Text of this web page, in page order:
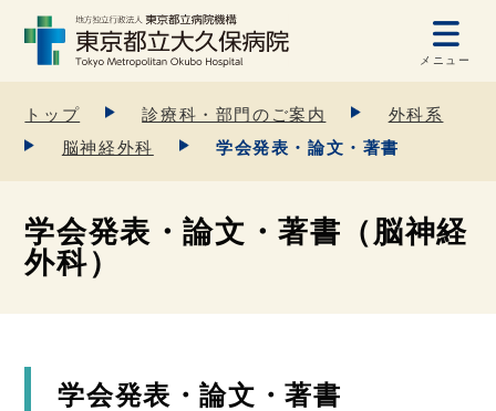
メニュー
トップ 診療科・部門のご案内
外科系
脳神経外科
学会発表・論文・著書
学会発表・論文・著書（脳神経
外科）
学会発表・論文・著書